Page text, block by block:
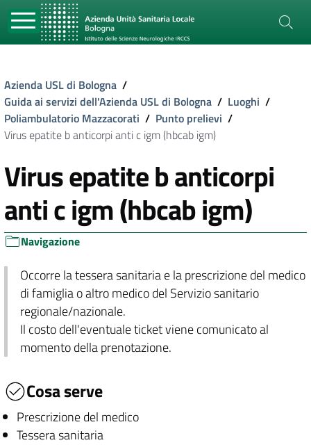
Azienda USL di Bologna /
Guida ai servizi dell'Azienda USL di Bologna / Luoghi /
Poliambulatorio Mazzacorati / Punto prelievi /
Virus epatite b anticorpi anti c igm (hbcab igm)
Virus epatite b anticorpi
anti c igm (hbcab igm)
Navigazione
Occorre la tessera sanitaria e la prescrizione del medico
di famiglia o altro medico del Servizio sanitario
regionale/nazionale.
Il costo dell'eventuale ticket viene comunicato al
momento della prenotazione.
Cosa serve
Prescrizione del medico
Tessera sanitaria